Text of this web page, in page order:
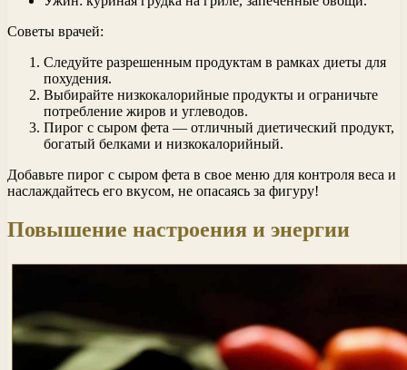
Советы врачей:
Следуйте разрешенным продуктам в рамках диеты для
похудения.
Выбирайте низкокалорийные продукты и ограничьте
потребление жиров и углеводов.
Пирог с сыром фета — отличный диетический продукт,
богатый белками и низкокалорийный.
Добавьте пирог с сыром фета в свое меню для контроля веса и
наслаждайтесь его вкусом, не опасаясь за фигуру!
Повышение настроения и энергии